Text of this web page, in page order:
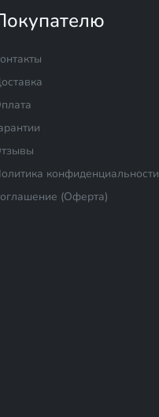
конфиденциальности
(Оферта)